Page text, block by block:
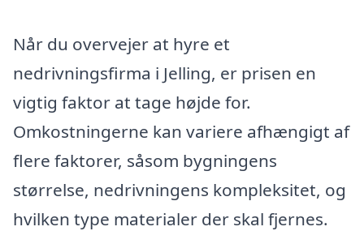
Når du overvejer at hyre et
nedrivningsfirma i Jelling, er prisen en
vigtig faktor at tage højde for.
Omkostningerne kan variere afhængigt af
flere faktorer, såsom bygningens
størrelse, nedrivningens kompleksitet, og
hvilken type materialer der skal fjernes.